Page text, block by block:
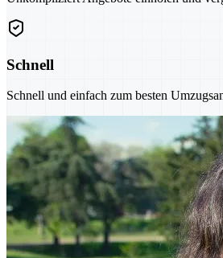
Schnell
Schnell und einfach zum besten